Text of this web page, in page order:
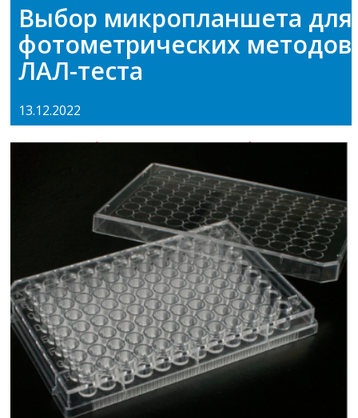
Выбор микропланшета для
фотометрических методов
ЛАЛ-теста
13.12.2022